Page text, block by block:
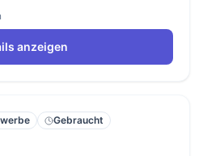
anzeigen
Gebraucht